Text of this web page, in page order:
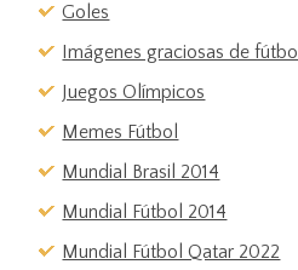
Goles
Imágenes graciosas de fútbol
Juegos Olímpicos
Memes Fútbol
Mundial Brasil 2014
Mundial Fútbol 2014
Mundial Fútbol Qatar 2022